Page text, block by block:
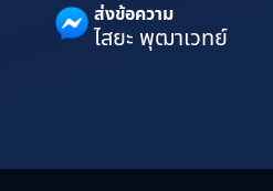
ส่งข้อความ
ไสยะ พุฒาเวทย์